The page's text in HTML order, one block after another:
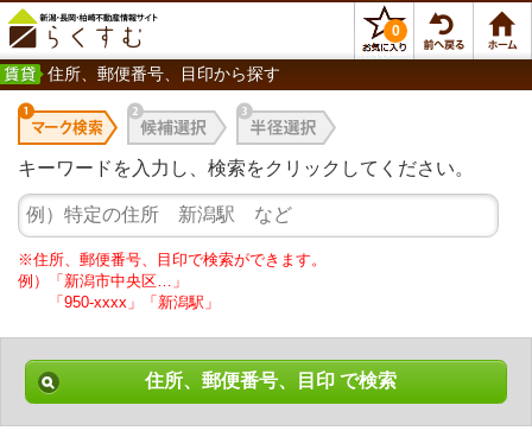
0
住所、郵便番号、目印から探す
キーワードを入力し、検索をクリックしてください。
※住所、郵便番号、目印で検索ができます。
例）「新潟市中央区…」
「950-xxxx」「新潟駅」
住所、郵便番号、目印 で検索